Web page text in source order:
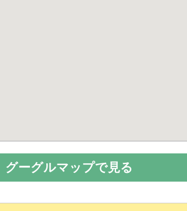
グーグルマップで見る